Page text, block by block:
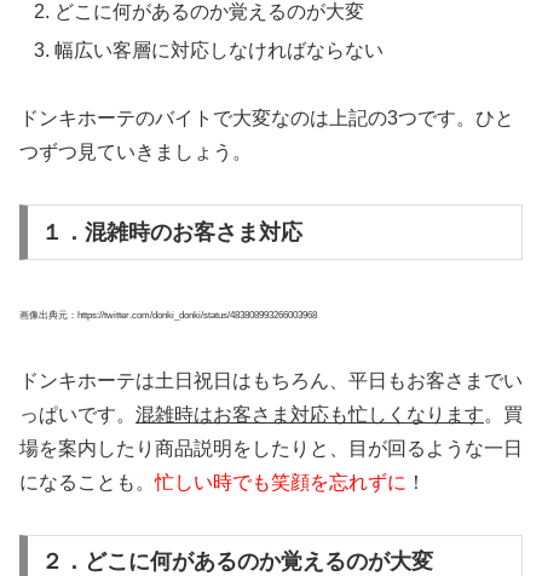
どこに何があるのか覚えるのが大変
幅広い客層に対応しなければならない
ドンキホーテのバイトで大変なのは上記の3つです。ひと
つずつ見ていきましょう。
１．混雑時のお客さま対応
画像出典元：https://twitter.com/donki_donki/status/483808993266003968
ドンキホーテは土日祝日はもちろん、平日もお客さまでい
っぱいです。 混雑時はお客さま対応も忙しくなります。買
場を案内したり商品説明をしたりと、目が回るような一日
になることも。忙しい時でも笑顔を忘れずに ！
２．どこに何があるのか覚えるのが大変